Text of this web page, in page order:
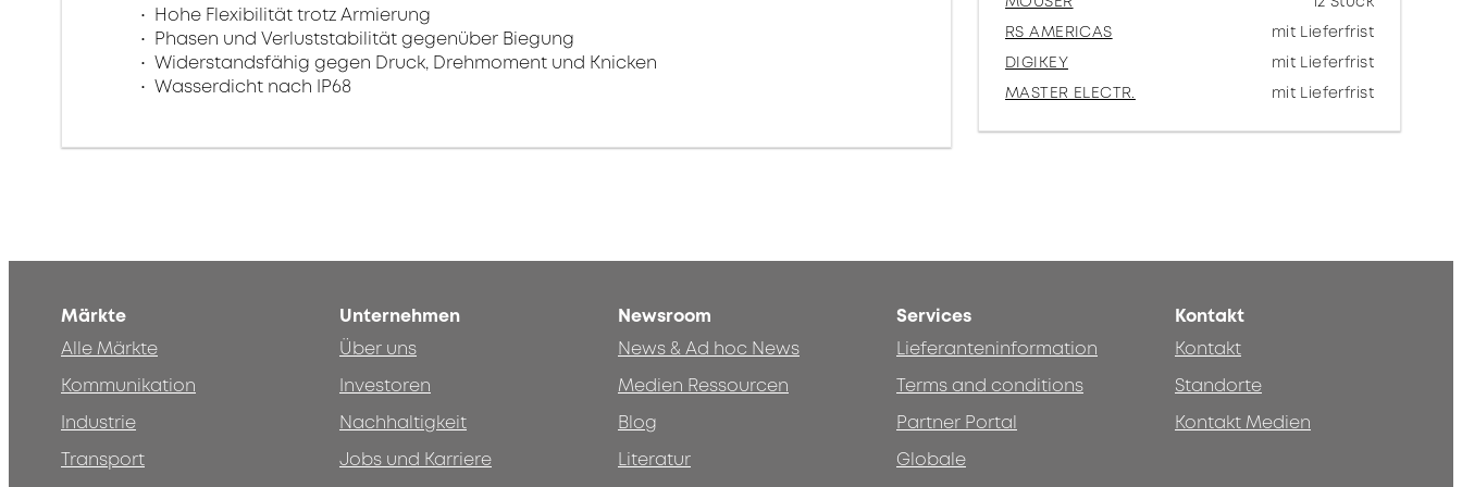
Hohe Flexibilität trotz Armierung
Phasen und Verluststabilität gegenüber Biegung
Widerstandsfähig gegen Druck, Drehmoment und Knicken
Wasserdicht nach IP68
RS AMERICAS
mit Lieferfrist
DIGIKEY
mit Lieferfrist
MASTER ELECTR.
mit Lieferfrist
Märkte
Alle Märkte
Kommunikation
Industrie
Transport
Unternehmen
Über uns
Investoren
Nachhaltigkeit
Jobs und Karriere
Newsroom
News & Ad hoc News
Medien Ressourcen
Blog
Literatur
Services
Lieferanteninformation
Terms and conditions
Partner Portal
Globale
Kontakt
Kontakt
Standorte
Kontakt Medien